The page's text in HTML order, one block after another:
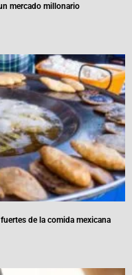
mercado millonario
de la comida mexicana